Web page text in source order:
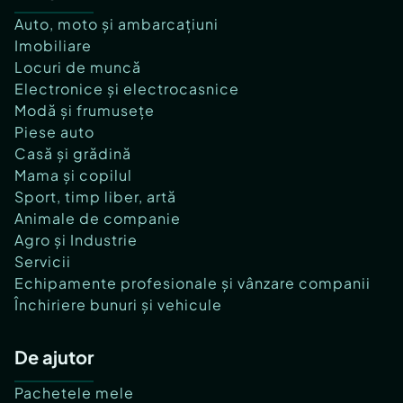
Auto, moto și ambarcațiuni
Imobiliare
Locuri de muncă
Electronice și electrocasnice
Modă și frumusețe
Piese auto
Casă și grădină
Mama și copilul
Sport, timp liber, artă
Animale de companie
Agro și Industrie
Servicii
Echipamente profesionale și vânzare companii
Închiriere bunuri și vehicule
De ajutor
Pachetele mele